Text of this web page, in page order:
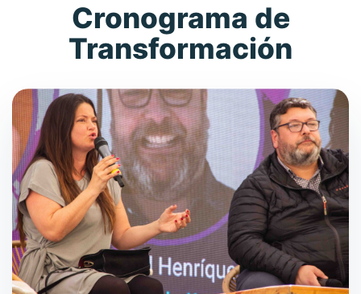
Cronograma de
Transformación